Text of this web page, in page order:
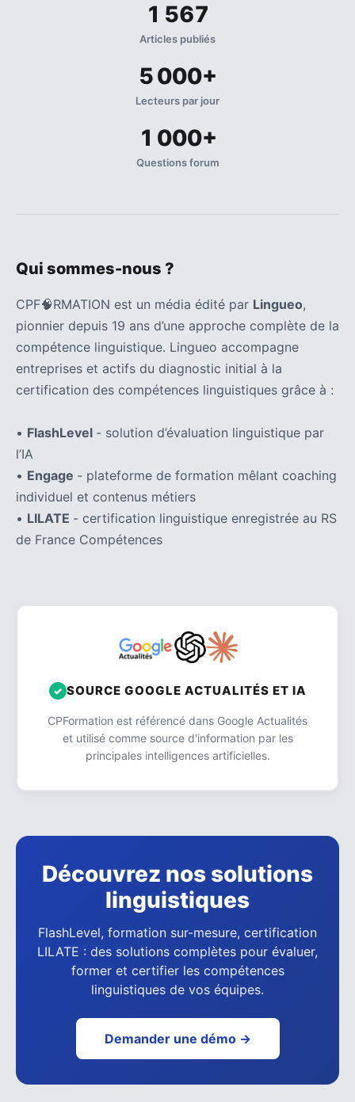
1 567
Articles publiés
5 000+
Lecteurs par jour
1 000+
Questions forum
Qui sommes-nous ?
CPF🧠RMATION est un média édité par Lingueo,
pionnier depuis 19 ans d’une approche complète de la
compétence linguistique. Lingueo accompagne
entreprises et actifs du diagnostic initial à la
certification des compétences linguistiques grâce à :
• FlashLevel - solution d’évaluation linguistique par
l’IA
• Engage - plateforme de formation mêlant coaching
individuel et contenus métiers
• LILATE - certification linguistique enregistrée au RS
de France Compétences
SOURCE GOOGLE ACTUALITÉS ET IA
CPFormation est référencé dans Google Actualités
et utilisé comme source d'information par les
principales intelligences artificielles.
Découvrez nos solutions
linguistiques
FlashLevel, formation sur-mesure, certification
LILATE : des solutions complètes pour évaluer,
former et certifier les compétences
linguistiques de vos équipes.
Demander une démo →